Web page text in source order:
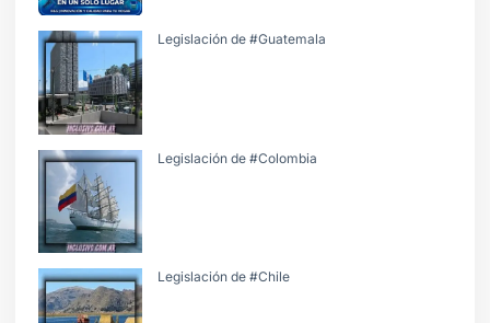
Legislación de #Guatemala
Legislación de #Colombia
Legislación de #Chile